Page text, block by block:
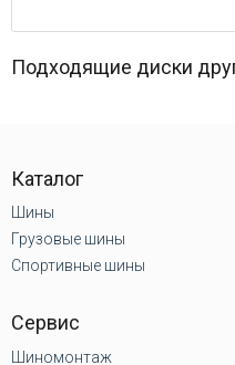
Подходящие диски
Каталог
Шины
Грузовые шины
Спортивные шины
Сервис
Шиномонтаж